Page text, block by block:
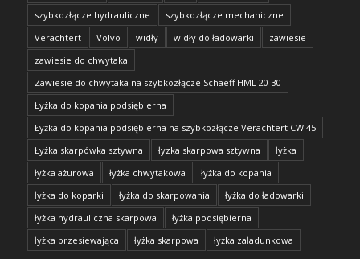
szybkozłącze hydrauliczne
szybkozłącze mechaniczne
Verachtert
Volvo widły widły do ładowarki
zawiesie
zawiesie do chwytaka
Zawiesie do chwytaka na szybkozłącze Schaeff HML 20-30
Łyżka do kopania podsiębierna
Łyżka do kopania podsiębierna na szybkozłącze Verachtert CW 45
Łyżka skarpówka sztywna
łyzka skarpowa sztywna
łyżka
łyżka ażurowa
łyżka chwytakowa
łyżka do kopania
łyżka do koparki
łyżka do skarpowania
łyżka do ładowarki
łyżka hydrauliczna skarpowa
łyżka podsiębierna
łyżka przesiewająca
łyżka skarpowa łyżka załadunkowa